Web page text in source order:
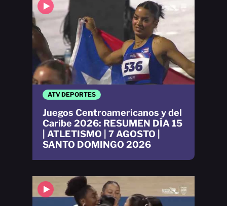
ATV DEPORTES
Juegos Centroamericanos y del
Caribe 2026: RESUMEN DÍA 15
| ATLETISMO | 7 AGOSTO |
SANTO DOMINGO 2026